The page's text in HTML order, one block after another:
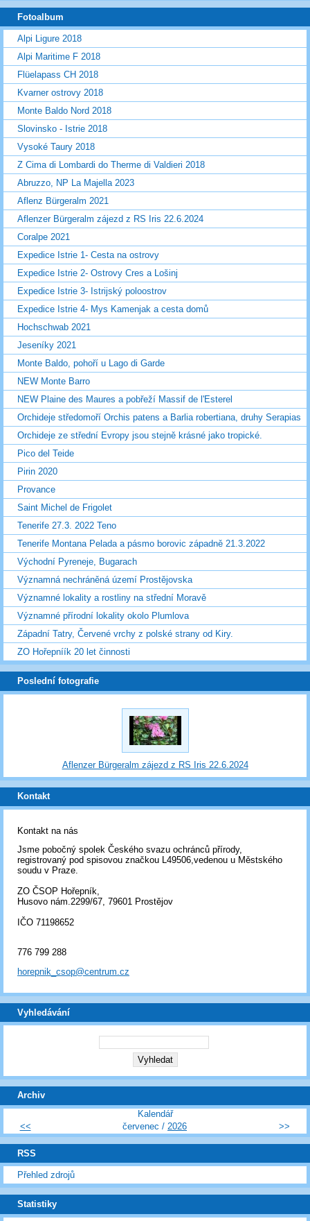
Fotoalbum
Alpi Ligure 2018
Alpi Maritime F 2018
Flüelapass CH 2018
Kvarner ostrovy 2018
Monte Baldo Nord 2018
Slovinsko - Istrie 2018
Vysoké Taury 2018
Z Cima di Lombardi do Therme di Valdieri 2018
Abruzzo, NP La Majella 2023
Aflenz Bürgeralm 2021
Aflenzer Bürgeralm zájezd z RS Iris 22.6.2024
Coralpe 2021
Expedice Istrie 1- Cesta na ostrovy
Expedice Istrie 2- Ostrovy Cres a Lošinj
Expedice Istrie 3- Istrijský poloostrov
Expedice Istrie 4- Mys Kamenjak a cesta domů
Hochschwab 2021
Jeseníky 2021
Monte Baldo, pohoří u Lago di Garde
NEW Monte Barro
NEW Plaine des Maures a pobřeží Massif de l'Esterel
Orchideje středomoří Orchis patens a Barlia robertiana, druhy Serapias
Orchideje ze střední Evropy jsou stejně krásné jako tropické.
Pico del Teide
Pirin 2020
Provance
Saint Michel de Frigolet
Tenerife 27.3. 2022 Teno
Tenerife Montana Pelada a pásmo borovic západně 21.3.2022
Východní Pyreneje, Bugarach
Významná nechráněná území Prostějovska
Významné lokality a rostliny na střední Moravě
Významné přírodní lokality okolo Plumlova
Západní Tatry, Červené vrchy z polské strany od Kiry.
ZO Hořepníík 20 let činnosti
Poslední fotografie
Aflenzer Bürgeralm zájezd z RS Iris 22.6.2024
Kontakt
Kontakt na nás
Jsme pobočný spolek Českého svazu ochránců přírody,
registrovaný pod spisovou značkou L49506,vedenou u Městského
soudu v Praze.
ZO ČSOP Hořepník,
Husovo nám.2299/67, 79601 Prostějov
IČO 71198652
776 799 288
horepnik_csop@centrum.cz
Vyhledávání
Archiv
Kalendář
<<
červenec / 2026 >>
RSS
Přehled zdrojů
Statistiky